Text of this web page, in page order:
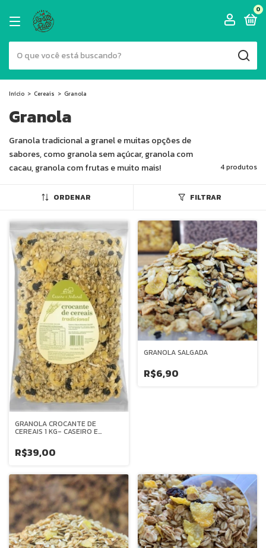
0
Início > Cereais > Granola
Granola
Granola tradicional a granel e muitas opções de
sabores, como granola sem açúcar, granola com
cacau, granola com frutas e muito mais!
4 produtos
ORDENAR FILTRAR
GRANOLA CROCANTE DE
CEREAIS 1 KG- CASEIRO E
R$39,00
GRANOLA SALGADA
R$6,90